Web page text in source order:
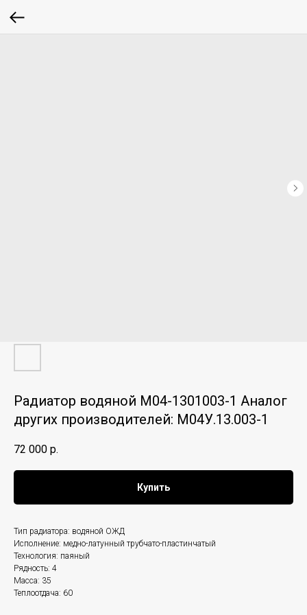
Радиатор водяной М04-1301003-1 Аналог
других производителей: М04У.13.003-1
72 000 р.
Купить
Тип радиатора: водяной ОЖД
Исполнение: медно-латунный трубчато-пластинчатый
Технология: паяный
Рядность: 4
Масса: 35
Теплоотдача: 60